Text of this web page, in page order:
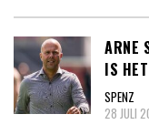
ARNE
IS
SPENZ
28 JULI